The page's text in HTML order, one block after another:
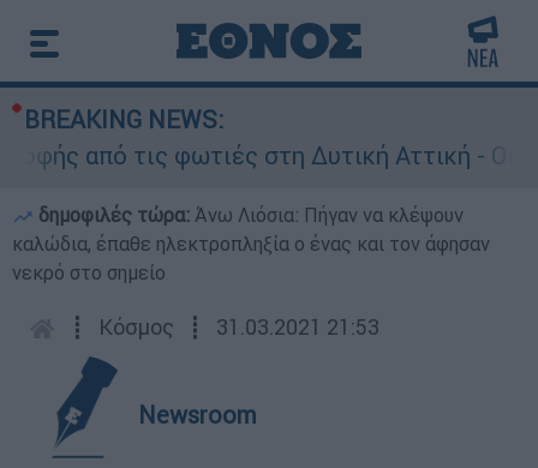
BREAKING NEWS:
από τις φωτιές στη Δυτική Αττική - Οι
δημοφιλές τώρα: Άνω Λιόσια: Πήγαν να κλέψουν
καλώδια, έπαθε ηλεκτροπληξία ο ένας και τον άφησαν
νεκρό στο σημείο
┋ Κόσμος ┋ 31.03.2021 21:53
Newsroom